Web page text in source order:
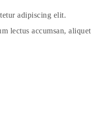
adipiscing elit.
lectus accumsan, aliquet